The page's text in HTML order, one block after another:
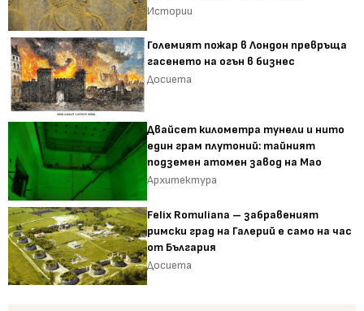
Истории
Големият пожар в Лондон превръща
гасенето на огън в бизнес
Досиета
Двайсет километра тунели и нито
един грам плутоний: тайният
подземен атомен завод на Мао
Архитектура
Felix Romuliana – забравеният
римски град на Галерий е само на час
от България
Досиета